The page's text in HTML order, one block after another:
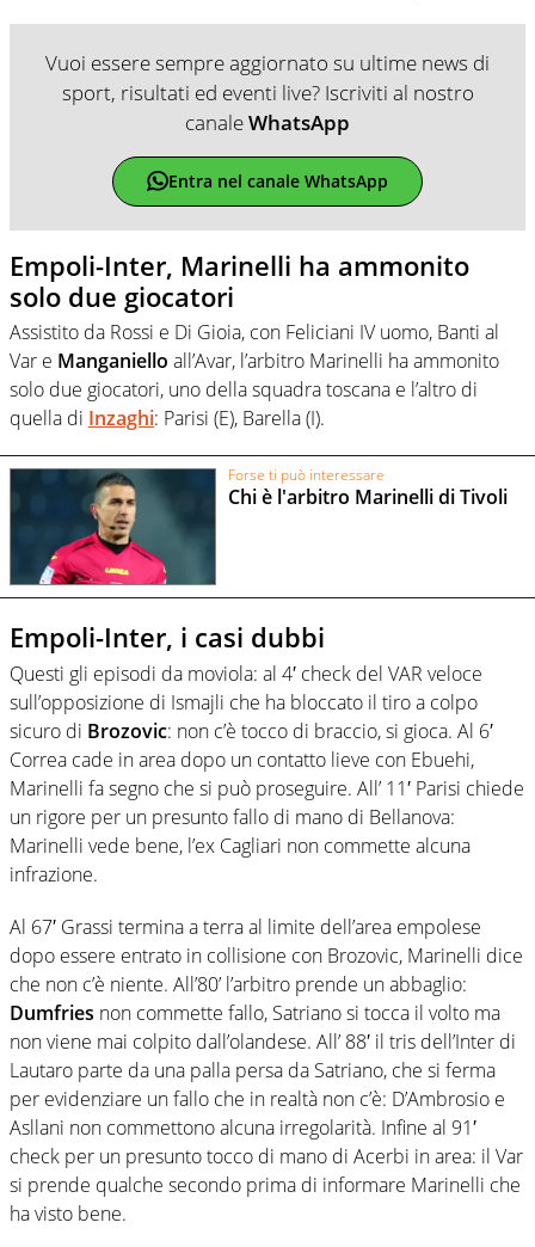
Vuoi essere sempre aggiornato su ultime news di
sport, risultati ed eventi live? Iscriviti al nostro
canaleWhatsApp
Entra nel canale WhatsApp
Empoli-Inter, Marinelli ha ammonito
solo due giocatori
Assistito da Rossi e Di Gioia, con Feliciani IV uomo, Banti al
Var e Manganiello all’Avar, l’arbitro Marinelli ha ammonito
solo due giocatori, uno della squadra toscana e l’altro di
quella di Inzaghi: Parisi (E), Barella (I).
Forse ti può interessare
Chi è l'arbitro Marinelli di Tivoli
Empoli-Inter, i casi dubbi
Questi gli episodi da moviola: al 4′ check del VAR veloce
sull’opposizione di Ismajli che ha bloccato il tiro a colpo
sicuro di Brozovic: non c’è tocco di braccio, si gioca. Al 6′
Correa cade in area dopo un contatto lieve con Ebuehi,
Marinelli fa segno che si può proseguire. All’ 11′ Parisi chiede
un rigore per un presunto fallo di mano di Bellanova:
Marinelli vede bene, l’ex Cagliari non commette alcuna
infrazione.
Al 67′ Grassi termina a terra al limite dell’area empolese
dopo essere entrato in collisione con Brozovic, Marinelli dice
che non c’è niente. All’80’ l’arbitro prende un abbaglio:
Dumfries non commette fallo, Satriano si tocca il volto ma
non viene mai colpito dall’olandese. All’ 88′ il tris dell’Inter di
Lautaro parte da una palla persa da Satriano, che si ferma
per evidenziare un fallo che in realtà non c’è: D’Ambrosio e
Asllani non commettono alcuna irregolarità. Infine al 91′
check per un presunto tocco di mano di Acerbi in area: il Var
si prende qualche secondo prima di informare Marinelli che
ha visto bene.